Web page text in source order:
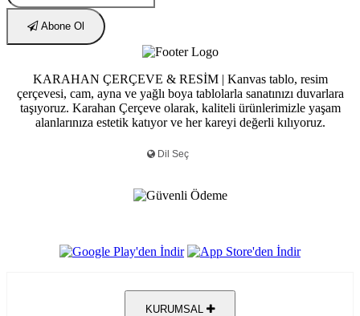
Abone Ol
KARAHAN ÇERÇEVE & RESİM | Kanvas tablo, resim
çerçevesi, cam, ayna ve yağlı boya tablolarla sanatınızı duvarlara
taşıyoruz. Karahan Çerçeve olarak, kaliteli ürünlerimizle yaşam
alanlarınıza estetik katıyor ve her kareyi değerli kılıyoruz.
KURUMSAL